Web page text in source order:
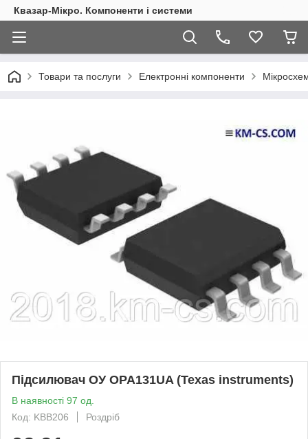
Квазар-Мікро. Компоненти і системи
Товари та послуги Електронні компоненти
Підсилювач ОУ OPA131UA (Texas instruments)
В наявності 97 од.
Код: KBB206
Роздріб